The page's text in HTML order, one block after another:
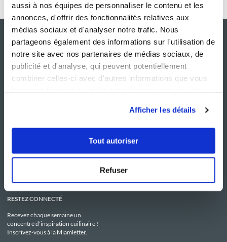
aussi à nos équipes de personnaliser le contenu et les
annonces, d'offrir des fonctionnalités relatives aux
médias sociaux et d'analyser notre trafic. Nous
partageons également des informations sur l'utilisation de
notre site avec nos partenaires de médias sociaux, de
publicité et d'analyse, qui peuvent potentiellement
combiner celles-ci avec d'autres informations que vous
Afficher les détails
Tout autoriser
Refuser
Le Mag'
Boutique
C.G.U
Politique de confidentialité
Utilisation des Cookies
RESTEZ CONNECTÉ
Recevez chaque semaine un
concentré d'inspiration cuilinaire !
Inscrivez-vous à la Miamletter.